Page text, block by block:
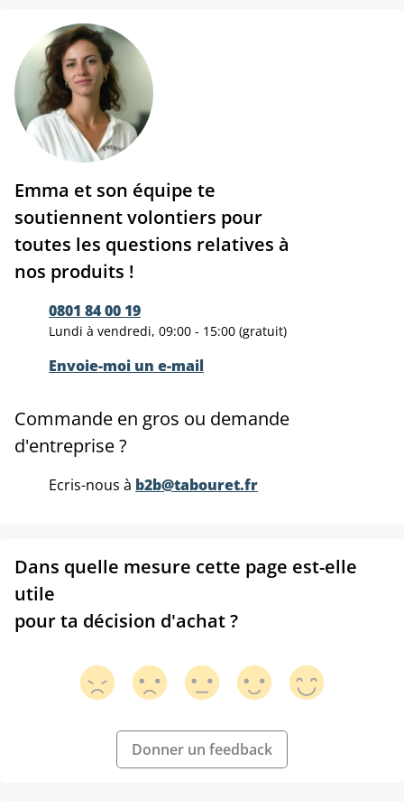
Emma et son équipe te
soutiennent volontiers pour
toutes les questions relatives à
nos produits !
0801 84 00 19
Lundi à vendredi, 09:00 - 15:00 (gratuit)
Envoie-moi un e-mail
Commande en gros ou demande
d'entreprise ?
Ecris-nous à b2b@tabouret.fr
Dans quelle mesure cette page est-elle
utile
pour ta décision d'achat ?
Donner un feedback